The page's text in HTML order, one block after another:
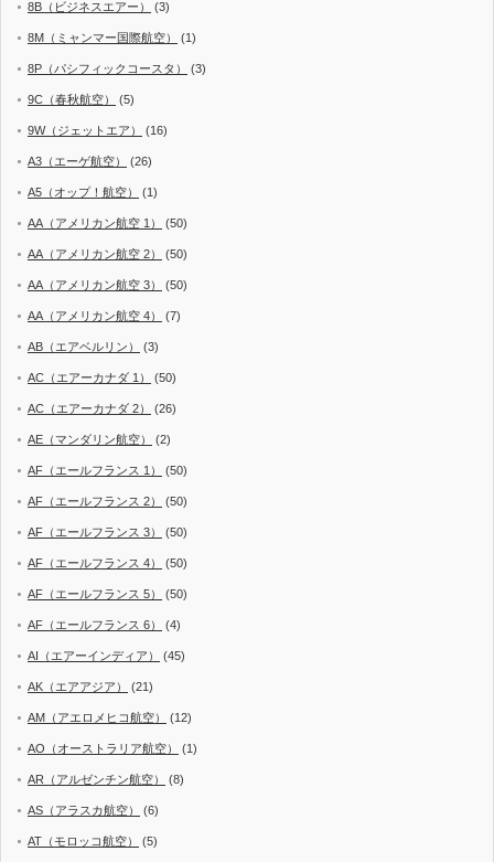
8B（ビジネスエアー） (3)
8M（ミャンマー国際航空） (1)
8P（パシフィックコースタ） (3)
9C（春秋航空） (5)
9W（ジェットエア） (16)
A3（エーゲ航空） (26)
A5（オップ！航空） (1)
AA（アメリカン航空 1） (50)
AA（アメリカン航空 2） (50)
AA（アメリカン航空 3） (50)
AA（アメリカン航空 4） (7)
AB（エアベルリン） (3)
AC（エアーカナダ 1） (50)
AC（エアーカナダ 2） (26)
AE（マンダリン航空） (2)
AF（エールフランス 1） (50)
AF（エールフランス 2） (50)
AF（エールフランス 3） (50)
AF（エールフランス 4） (50)
AF（エールフランス 5） (50)
AF（エールフランス 6） (4)
AI（エアーインディア） (45)
AK（エアアジア） (21)
AM（アエロメヒコ航空） (12)
AO（オーストラリア航空） (1)
AR（アルゼンチン航空） (8)
AS（アラスカ航空） (6)
AT（モロッコ航空） (5)